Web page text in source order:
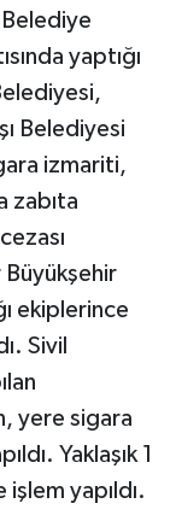
yaptığı
Belediyesi
izmariti,
zabıta
ekiplerince
Sivil
yere sigara
Yaklaşık 1
yapıldı.